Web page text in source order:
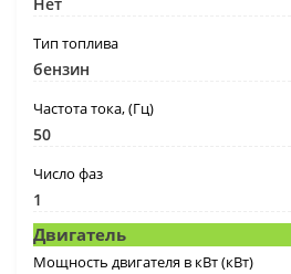
Нет
Тип топлива
бензин
Частота тока, (Гц)
50
Число фаз
1
Двигатель
Мощность двигателя в кВт (кВт)